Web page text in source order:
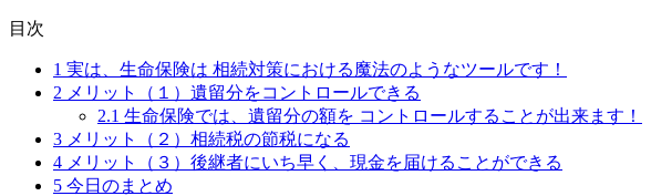
目次
1 実は、生命保険は 相続対策における魔法のようなツールです！
2 メリット（１）遺留分をコントロールできる
2.1 生命保険では、遺留分の額を コントロールすることが出来ます！
3 メリット（２）相続税の節税になる
4 メリット（３）後継者にいち早く、現金を届けることができる
5 今日のまとめ